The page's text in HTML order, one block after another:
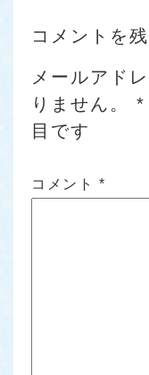
コメントを
メールアド
りません。
*
目です
コメント *